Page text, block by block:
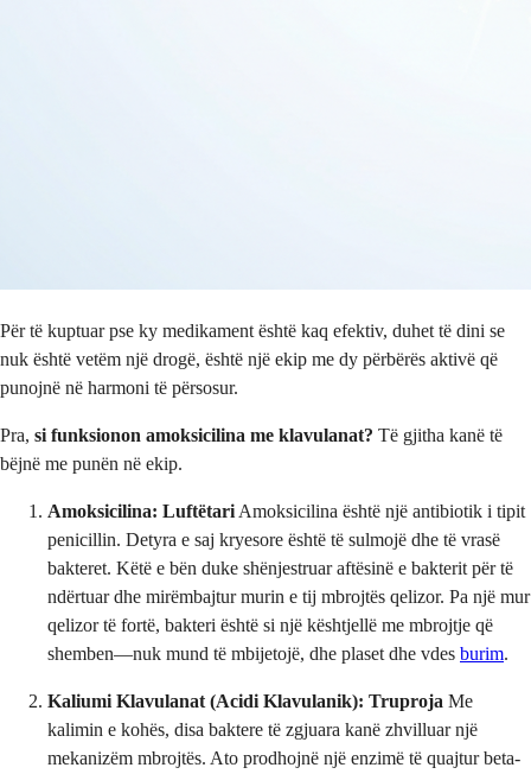
Për të kuptuar pse ky medikament është kaq efektiv, duhet të dini se
nuk është vetëm një drogë, është një ekip me dy përbërës aktivë që
punojnë në harmoni të përsosur.
Pra, si funksionon amoksicilina me klavulanat? Të gjitha kanë të
bëjnë me punën në ekip.
Amoksicilina: Luftëtari Amoksicilina është një antibiotik i tipit
penicillin. Detyra e saj kryesore është të sulmojë dhe të vrasë
bakteret. Këtë e bën duke shënjestruar aftësinë e bakterit për të
ndërtuar dhe mirëmbajtur murin e tij mbrojtës qelizor. Pa një mur
qelizor të fortë, bakteri është si një kështjellë me mbrojtje që
shemben—nuk mund të mbijetojë, dhe plaset dhe vdes burim.
Kaliumi Klavulanat (Acidi Klavulanik): Truproja Me
kalimin e kohës, disa baktere të zgjuara kanë zhvilluar një
mekanizëm mbrojtës. Ato prodhojnë një enzimë të quajtur beta-